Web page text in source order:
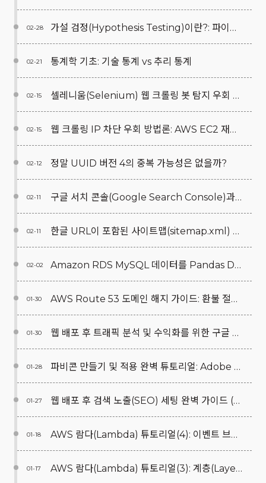
02-28 가설 검정(Hypothesis Testing)이란?: 파이썬(Python) 예제를 통한 쉬운 이해
02-21 통계학 기초: 기술 통계 vs 추리 통계
02-15 셀레니움(Selenium) 웹 크롤링 봇 탐지 우회 방법 4단계: 옵션, 쿠키, VPN, 크롬 디버깅 모드
02-15 웹 크롤링 IP 차단 우회 방법론: AWS EC2 재부팅을 통한 IP 변경 및 연속 수집 자동화 전략
02-12 정말 UUID 버전 4의 중복 가능성은 없을까?
02-11 구글 서치 콘솔(Google Search Console)과 구글 애널리틱스(Google Analytics, GA4) 연결
02-11 한글 URL이 포함된 사이트맵(sitemap.xml) 작성 가이드
02-02 Amazon RDS MySQL 데이터를 Pandas DataFrame으로 가져오는 방법
01-30 AWS Route 53 도메인 해지 가이드: 환불 절차 포함
01-30 웹 배포 후 트래픽 분석 및 수익화를 위한 구글 애널리틱스(Google Analytics, GA4)와 애드센스(AdSense) 초기 세팅 및 연동 완벽 가이드
01-28 파비콘 만들기 및 적용 완벽 튜토리얼: Adobe Color, favicon.io, RealFaviconGenerator 사이트 활용
01-27 웹 배포 후 검색 노출(SEO) 세팅 완벽 가이드 (w/ 플라스크(Flask))
01-18 AWS 람다(Lambda) 튜토리얼(4): 이벤트 브릿지(EventBridge)를 통한 스케줄링
01-17 AWS 람다(Lambda) 튜토리얼(3): 계층(Layer) 추가 및 판다스(Pandas) 사용 방법